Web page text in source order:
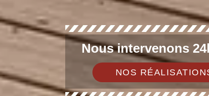
Nous intervenons
NOS